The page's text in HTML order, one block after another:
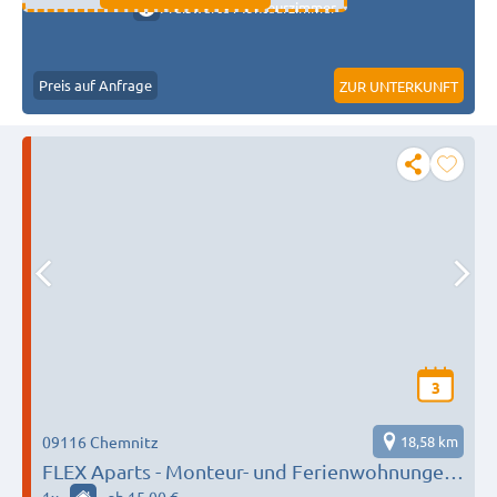
Preiswerte Monteurzimmer
Preis auf Anfrage ZUR UNTERKUNFT
3
FLEX Aparts - Monteur- und Ferienwohnungen
09116 Chemnitz 18,58 km